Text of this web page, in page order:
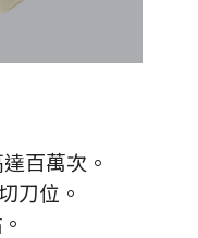
百萬次。
刀位。